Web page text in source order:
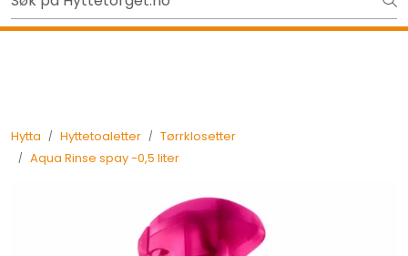
Skip to main contentGavekort - Gaven som ALLTID funker!
Hytta Hyttetoaletter
Tørrklosetter
Aqua Rinse spay -0,5 liter
Tilbake